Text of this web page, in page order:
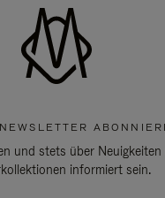
und stets über Neuigkeiten
informiert sein.